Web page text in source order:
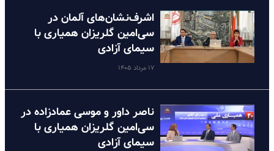
اشرف‌نشان‌های آلمان در
سی‌امین گلریزان همیاری با
سیمای آزادی
۱۷ مرداد ۱۴۰۵
ناصر داور و موسی عمادزاده در
سی‌امین گلریزان همیاری با
سیمای آزادی